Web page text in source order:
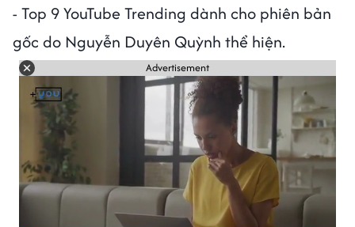
- Top 9 YouTube Trending dành cho phiên bản
gốc do Nguyễn Duyên Quỳnh thể hiện.
Advertisement